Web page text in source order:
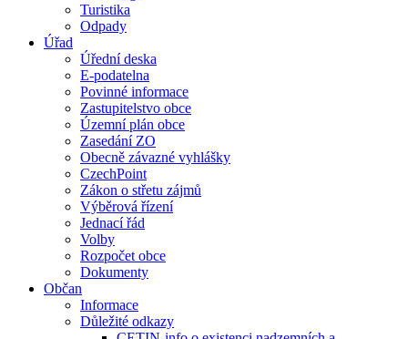
Turistika
Odpady
Úřad
Úřední deska
E-podatelna
Povinné informace
Zastupitelstvo obce
Územní plán obce
Zasedání ZO
Obecně závazné vyhlášky
CzechPoint
Zákon o střetu zájmů
Výběrová řízení
Jednací řád
Volby
Rozpočet obce
Dokumenty
Občan
Informace
Důležité odkazy